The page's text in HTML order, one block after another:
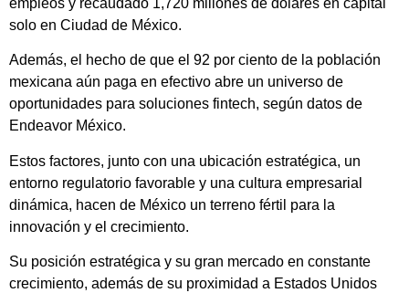
empleos y recaudado 1,720 millones de dólares en capital
solo en Ciudad de México.
Además, el hecho de que el 92 por ciento de la población
mexicana aún paga en efectivo abre un universo de
oportunidades para soluciones fintech, según datos de
Endeavor México.
Estos factores, junto con una ubicación estratégica, un
entorno regulatorio favorable y una cultura empresarial
dinámica, hacen de México un terreno fértil para la
innovación y el crecimiento.
Su posición estratégica y su gran mercado en constante
crecimiento, además de su proximidad a Estados Unidos